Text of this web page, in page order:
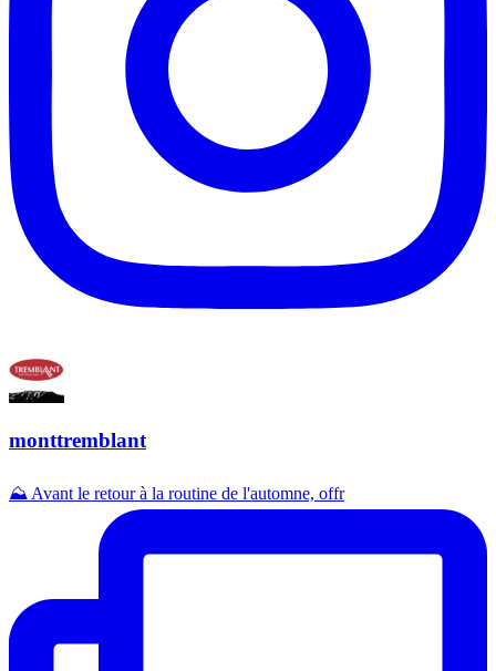
monttremblant
⛰️ Avant le retour à la routine de l'automne, offr